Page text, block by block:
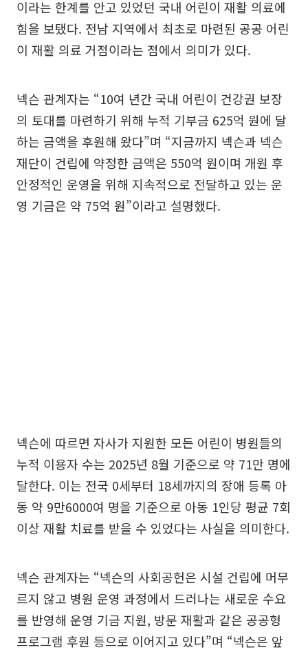
이라는 한계를 안고 있었던 국내 어린이 재활 의료에
힘을 보탰다. 전남 지역에서 최초로 마련된 공공 어린
이 재활 의료 거점이라는 점에서 의미가 있다.
넥슨 관계자는 “10여 년간 국내 어린이 건강권 보장
의 토대를 마련하기 위해 누적 기부금 625억 원에 달
하는 금액을 후원해 왔다”며 “지금까지 넥슨과 넥슨
재단이 건립에 약정한 금액은 550억 원이며 개원 후
안정적인 운영을 위해 지속적으로 전달하고 있는 운
영 기금은 약 75억 원”이라고 설명했다.
넥슨에 따르면 자사가 지원한 모든 어린이 병원들의
누적 이용자 수는 2025년 8월 기준으로 약 71만 명에
달한다. 이는 전국 0세부터 18세까지의 장애 등록 아
동 약 9만6000여 명을 기준으로 아동 1인당 평균 7회
이상 재활 치료를 받을 수 있었다는 사실을 의미한다.
넥슨 관계자는 “넥슨의 사회공헌은 시설 건립에 머무
르지 않고 병원 운영 과정에서 드러나는 새로운 수요
를 반영해 운영 기금 지원, 방문 재활과 같은 공공형
프로그램 후원 등으로 이어지고 있다”며 “넥슨은 앞